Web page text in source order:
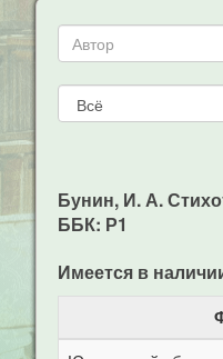
Бунин, И. А.
ББК: Р1
Имеется в